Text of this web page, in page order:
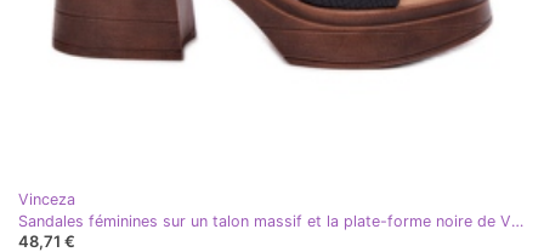
Vinceza
Sandales féminines sur un talon massif et la plate-forme noire de Vinceza 17387
48,71 €